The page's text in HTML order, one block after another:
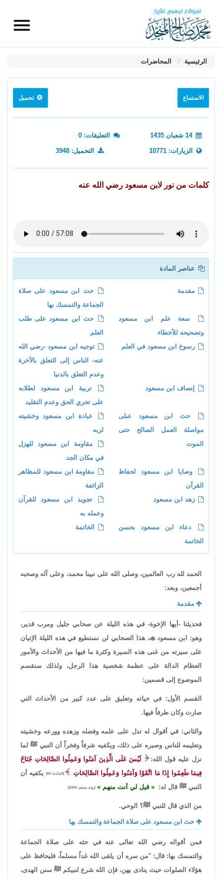
الرئيسية المحاضرات
الاستماع تحميل
14 شعبان 1435 التعليقات: 0
الزيارات: 10771 التحميل: 3948
كلمات من نور لابن مسعود رضي الله عنه
عناصر المادة
مقدمة
حث ابن مسعود على صلاة
الجماعة والتمسك بها
سعة علم ابن مسعود
وتصحيحه للأخطاء
حث ابن مسعود على طلب
العلم
رسوخ ابن مسعود في العلم
توجيه ابن مسعود -رضي الله
عنه- الناس إلى التعلق بالآخرة
وعدم التعلق بالدنيا
إنصاف ابن مسعود
تربية ابن مسعود لطلابه
على تحري الحق وعدم التقليد
حث ابن مسعود عىلى
مواصلة العمل الصالح حتى
الموت
عبادة ابن مسعود وخشيته
لربه
مقاومة ابن مسعود للهزل
في مكان الجد
وصايا ابن مسعود لحفاظ
القرآن
مقاومة ابن مسعود للمظاهر
الزائفة
زهد ابن مسعود
تجويد ابن مسعود للقرآن
وعمله به
دعاء ابن مسعود بحسن
الخاتمة
الخاتمة
الحمد لله رب العالمين، وصلى الله على نبينا محمد، وعلى آله وصحبه
أجمعين، وبعد:
مقدمة
فحديثنا -أيها الإخوة- في هذه الليلة عن صحابي جليل ومرب قدير،
وهو: ابن مسعود، هذا الصحابي لن نستطيع في هذه الليلة الإتيان
على سيرته من غنى هذه السيرة وكثرة ما فيها من الأحداث والأمور
العظام الدالة على عظمة شخصية هذا الرجل، ولذلك سنقسم
الموضوع إلى قسمين:
القسم الأول: في حياته وتعليق على عدد كبير من الأحداث التي
صارت وكان طرفاً فيها.
والثاني: في أقوال له تدل على علمه وفضله وزهده وورعه وخشيته
وتعليمه للناس وصبره على ذلك، ويكفيه شرفاً وفخراً أن النبي ﷺ لما
نزل عليه قول الله:
لَيْسَ عَلَى الَّذِينَ آمَنُوا وَعَمِلُوا الصَّالِحَاتِ جُنَاحٌ
فِيمَا طَعِمُوا إِذَا مَا اتَّقَوْا وَآمَنُوا وَعَمِلُوا الصَّالِحَاتِ
[المائدة: 93]
يكفيه أن
النبي ﷺ قال له:
قيل لي أنت منهم [رواه مسلم: 2459].
من الذي قال للنبي ﷺ؟ الوحي.
حث ابن مسعود على صلاة الجماعة والتمسك بها
فمن أقواله رضي الله تعالى عنه في حثه على صلاة الجماعة
والتمسك بها: قال: "من سره أن يلقى الله غداً مسلماً، فليحافظ على
هؤلاء الصلوات حيث ينادى بهن، فإن الله شرع لنبيكم ﷺ سنن الهدى،